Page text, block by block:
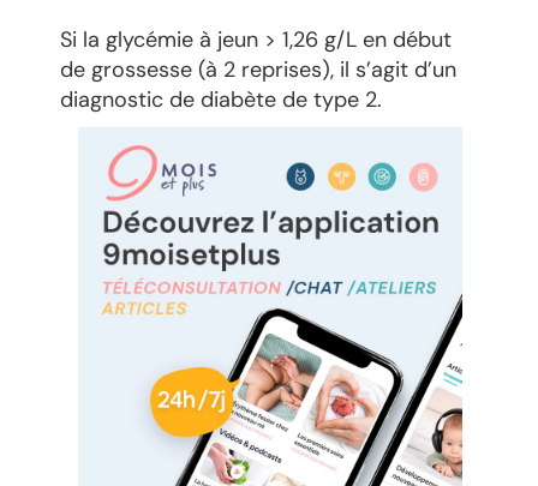
Si la glycémie à jeun > 1,26 g/L en début
de grossesse (à 2 reprises), il s’agit d’un
diagnostic de diabète de type 2.